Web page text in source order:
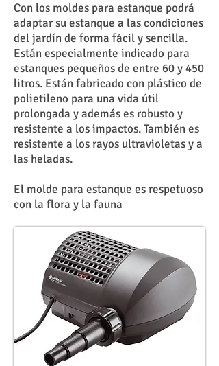
Con los moldes para estanque podrá
adaptar su estanque a las condiciones
del jardín de forma fácil y sencilla.
Están especialmente indicado para
estanques pequeños de entre 60 y 450
litros. Están fabricado con plástico de
polietileno para una vida útil
prolongada y además es robusto y
resistente a los impactos. También es
resistente a los rayos ultravioletas y a
las heladas.
El molde para estanque es respetuoso
con la flora y la fauna